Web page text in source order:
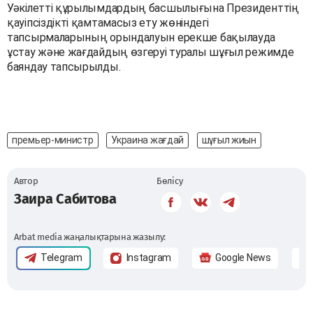
Уәкілетті құрылымдардың басшылығына Президенттің
қауіпсіздікті қамтамасыз ету жөніндегі
тапсырмаларының орындалуын ерекше бақылауда
ұстау және жағдайдың өзгеруі туралы шұғыл режимде
баяндау тапсырылды.
премьер-министр Украина жағдай шұғыл жиын
Автор
Заира Сабитова
Бөлісу
Arbat media жаңалықтарына жазылу:
Telegram Instagram Google News